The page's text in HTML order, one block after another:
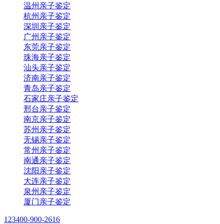
温州亲子鉴定
杭州亲子鉴定
深圳亲子鉴定
广州亲子鉴定
东莞亲子鉴定
珠海亲子鉴定
汕头亲子鉴定
济南亲子鉴定
青岛亲子鉴定
石家庄亲子鉴定
邢台亲子鉴定
南京亲子鉴定
苏州亲子鉴定
无锡亲子鉴定
常州亲子鉴定
南通亲子鉴定
沈阳亲子鉴定
大连亲子鉴定
泉州亲子鉴定
厦门亲子鉴定
123400-900-2616